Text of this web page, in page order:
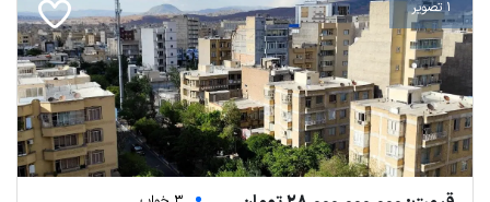
Leaflet| Map data ©ariamarz.com
1 تصویر